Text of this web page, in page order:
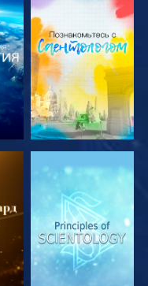
СМОТРЕТЬ
ПЕРЕДАЧИ